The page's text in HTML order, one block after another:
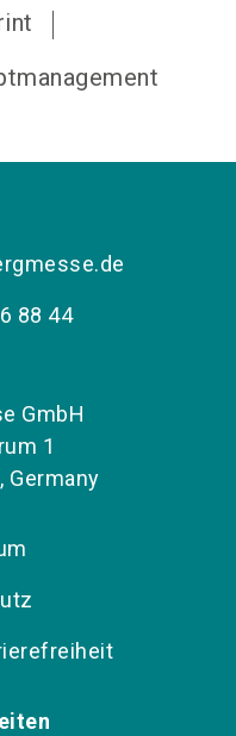
88 44
GmbH
1
Germany